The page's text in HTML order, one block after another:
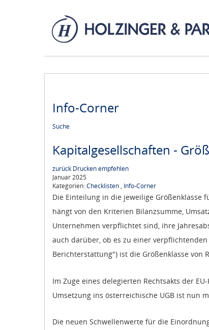
Info-Corner
Suche
Kapitalgesellschaften -
zurück Druckenempfehlen
Januar 2025
Kategorien:Checklisten , Info-Corner
Die Einteilung in die jeweilige Größenklasse
hängt von den Kriterien Bilanzsumme,
Unternehmen verpflichtet sind, ihre
auch darüber, ob es zu einer
Berichterstattung") ist die Größenklasse von
Im Zuge eines delegierten Rechtsakts der
Umsetzung ins österreichische UGB ist nun
Die neuen Schwellenwerte für die